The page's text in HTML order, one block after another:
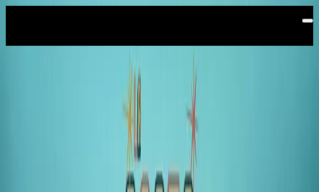
Teatro Metropolitan
TEATRO
METROPOLITAN
Majestuoso escenario de arquitectura electiva inaugurado